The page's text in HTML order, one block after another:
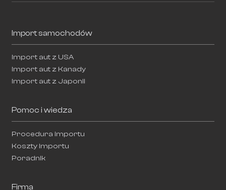
Import samochodów
Import aut z USA
Import aut z Kanady
Import aut z Japonii
Pomoc i wiedza
Procedura importu
Koszty importu
Poradnik
Firma